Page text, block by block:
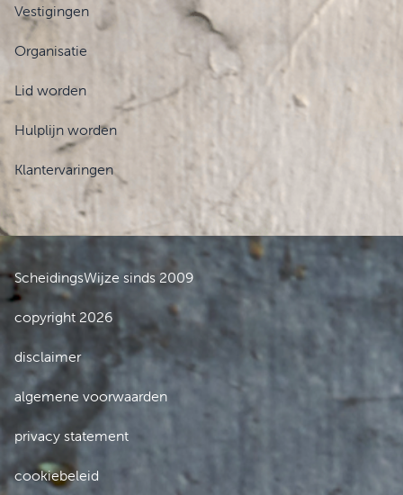
Vestigingen
Organisatie
Lid worden
Hulplijn worden
Klantervaringen
ScheidingsWijze sinds 2009
copyright 2026
disclaimer
algemene voorwaarden
privacy statement
cookiebeleid